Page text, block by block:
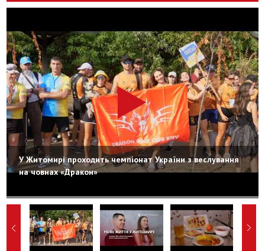
У Житомирі проходить чемпіонат України з веслування
на човнах «Дракон»